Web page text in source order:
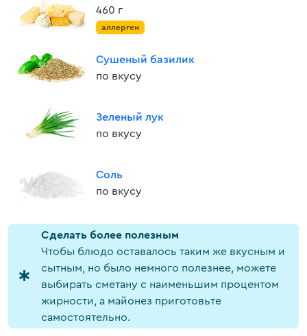
460 г
аллерген
Сушеный базилик
по вкусу
Зеленый лук
по вкусу
Соль
по вкусу
Cделать более полезным
Чтобы блюдо оставалось таким же вкусным и
сытным, но было немного полезнее, можете
выбирать сметану с наименьшим процентом
жирности, а майонез приготовьте
самостоятельно.